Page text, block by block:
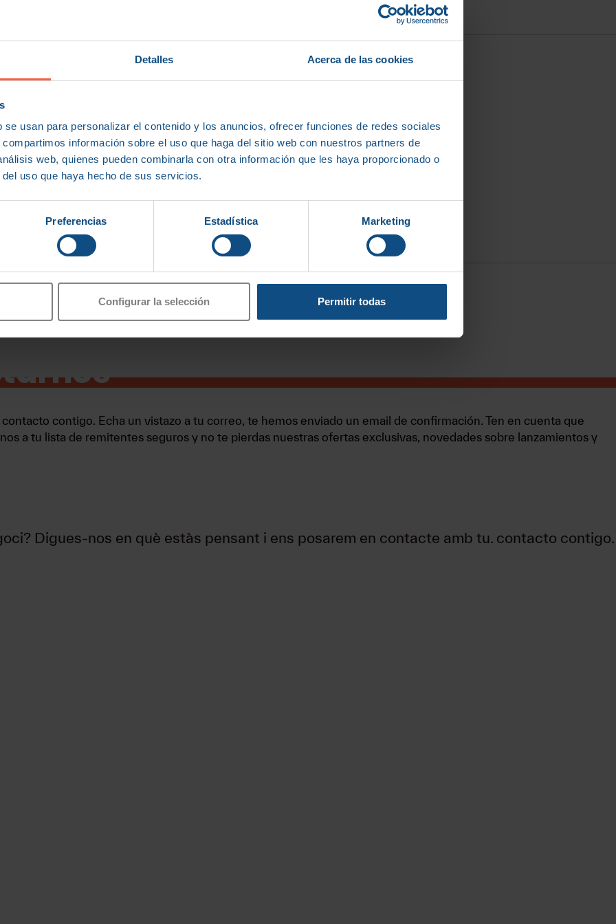
Detalles Acerca de las cookies
usan para personalizar el contenido y los anuncios, ofrecer funciones de redes sociales
información sobre el uso que haga del sitio web con nuestros partners de
web, quienes pueden combinarla con otra información que les haya proporcionado o
uso que haya hecho de sus servicios.
Preferencias Estadística Marketing
Configurar la selección Permitir todas
contigo. Echa un vistazo a tu correo, te hemos enviado un email de confirmación. Ten en cuenta que
a tu lista de remitentes seguros y no te pierdas nuestras ofertas exclusivas, novedades sobre lanzamientos y
Digues-nos en què estàs pensant i ens posarem en contacte amb tu. contacto contigo